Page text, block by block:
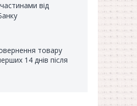
від
товару
14 днів після